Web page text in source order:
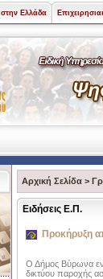
Ελλάδα
Αρχική Σελίδα >
Ειδήσεις Ε.Π.
Προκήρυξη
Ο Δήμος Βύρωνα
δικτύου παροχής